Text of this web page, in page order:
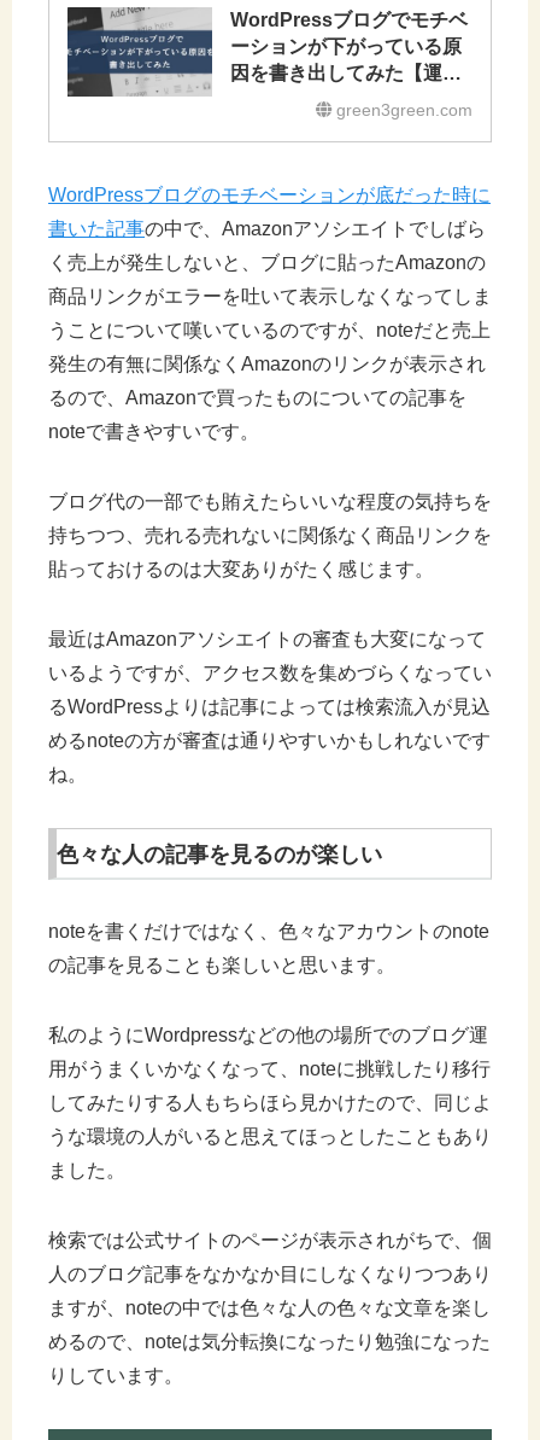
WordPressブログでモチベ
ーションが下がっている原
因を書き出してみた【運用
green3green.com
WordPressブログのモチベーションが底だった時に
書いた記事の中で、Amazonアソシエイトでしばら
く売上が発生しないと、ブログに貼ったAmazonの
商品リンクがエラーを吐いて表示しなくなってしま
うことについて嘆いているのですが、noteだと売上
発生の有無に関係なくAmazonのリンクが表示され
るので、Amazonで買ったものについての記事を
noteで書きやすいです。
ブログ代の一部でも賄えたらいいな程度の気持ちを
持ちつつ、売れる売れないに関係なく商品リンクを
貼っておけるのは大変ありがたく感じます。
最近はAmazonアソシエイトの審査も大変になって
いるようですが、アクセス数を集めづらくなってい
るWordPressよりは記事によっては検索流入が見込
めるnoteの方が審査は通りやすいかもしれないです
ね。
色々な人の記事を見るのが楽しい
noteを書くだけではなく、色々なアカウントのnote
の記事を見ることも楽しいと思います。
私のようにWordpressなどの他の場所でのブログ運
用がうまくいかなくなって、noteに挑戦したり移行
してみたりする人もちらほら見かけたので、同じよ
うな環境の人がいると思えてほっとしたこともあり
ました。
検索では公式サイトのページが表示されがちで、個
人のブログ記事をなかなか目にしなくなりつつあり
ますが、noteの中では色々な人の色々な文章を楽し
めるので、noteは気分転換になったり勉強になった
りしています。